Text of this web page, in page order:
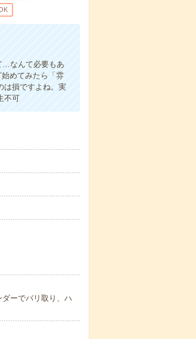
…なんて必要もあ
始めてみたら「雰
は損ですよね。実
不可
ーでバリ取り、ハ